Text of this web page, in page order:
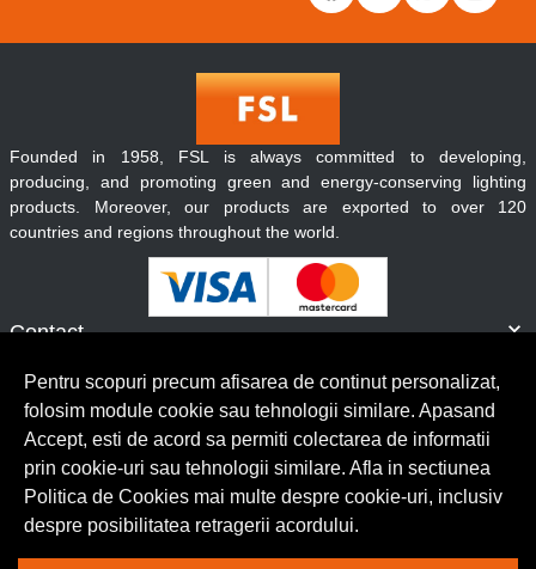
Contact
Servicii clienti
Founded in 1958, FSL is always committed to developing,
producing, and promoting green and energy-conserving lighting
products. Moreover, our products are exported to over 120
countries and regions throughout the world.
© Copyright 2026 Lumilux. Toate drepturile rezervate.
Pentru scopuri precum afisarea de continut personalizat,
folosim module cookie sau tehnologii similare. Apasand
Accept, esti de acord sa permiti colectarea de informatii
prin cookie-uri sau tehnologii similare. Afla in sectiunea
Politica de Cookies mai multe despre cookie-uri, inclusiv
despre posibilitatea retragerii acordului.